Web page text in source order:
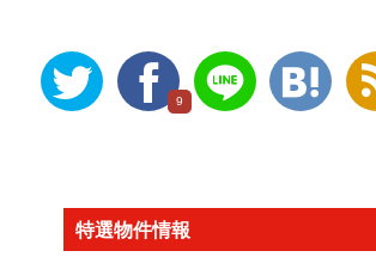
9
特選物件情報